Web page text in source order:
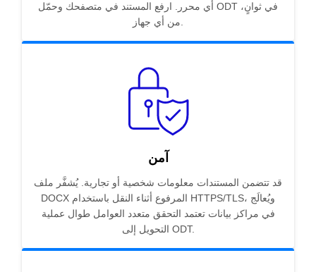
أي محرر. ارفع المستند في متصفحك وحمّل ODT في ثوانٍ،
من أي جهاز.
آمن
قد تتضمن المستندات معلومات شخصية أو تجارية. يُشفَّر ملف
DOCX المرفوع أثناء النقل باستخدام HTTPS/TLS، ويُعالَج
في مراكز بيانات تعتمد التحقق متعدد العوامل طوال عملية
التحويل إلى ODT.